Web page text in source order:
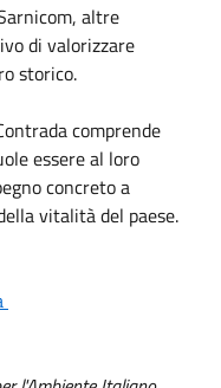
altre
di valorizzare
storico.
comprende
essere al loro
concreto a
vitalità del paese.